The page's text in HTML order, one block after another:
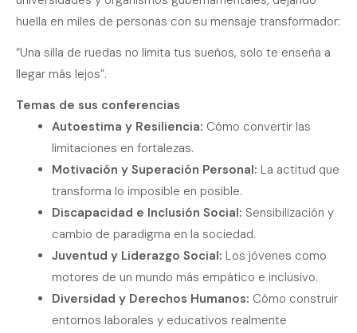
huella en miles de personas con su mensaje transformador:
“Una silla de ruedas no limita tus sueños, solo te enseña a
llegar más lejos”.
Temas de sus conferencias
Autoestima y Resiliencia: Cómo convertir las
limitaciones en fortalezas.
Motivación y Superación Personal: La actitud que
transforma lo imposible en posible.
Discapacidad e Inclusión Social: Sensibilización y
cambio de paradigma en la sociedad.
Juventud y Liderazgo Social: Los jóvenes como
motores de un mundo más empático e inclusivo.
Diversidad y Derechos Humanos: Cómo construir
entornos laborales y educativos realmente